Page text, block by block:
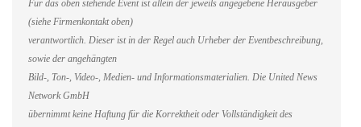
Für das oben stehende Event ist allein der jeweils angegebene Herausgeber
(siehe Firmenkontakt oben)
verantwortlich. Dieser ist in der Regel auch Urheber der Eventbeschreibung,
sowie der angehängten
Bild-, Ton-, Video-, Medien- und Informationsmaterialien. Die United News
Network GmbH
übernimmt keine Haftung für die Korrektheit oder Vollständigkeit des